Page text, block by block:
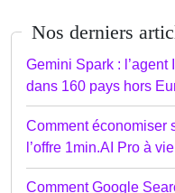
Nos derniers
Gemini Spark :
dans 160 pays hors
Comment économiser
l’offre 1min.AI Pro à vie
Comment Google